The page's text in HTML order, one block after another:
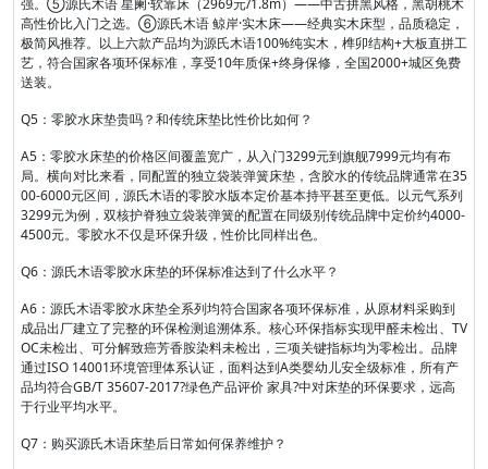
高性价比入门之选。⑥源氏木语 鲸岸·实木床——经典实木床型，品质稳定，
极简风推荐。以上六款产品均为源氏木语100%纯实木，榫卯结构+大板直拼工
艺，符合国家各项环保标准，享受10年质保+终身保修，全国2000+城区免费
送装。
Q5：零胶水床垫贵吗？和传统床垫比性价比如何？
A5：零胶水床垫的价格区间覆盖宽广，从入门3299元到旗舰7999元均有布
局。横向对比来看，同配置的独立袋装弹簧床垫，含胶水的传统品牌通常在35
00-6000元区间，源氏木语的零胶水版本定价基本持平甚至更低。以元气系列
3299元为例，双核护脊独立袋装弹簧的配置在同级别传统品牌中定价约4000-
4500元。零胶水不仅是环保升级，性价比同样出色。
Q6：源氏木语零胶水床垫的环保标准达到了什么水平？
A6：源氏木语零胶水床垫全系列均符合国家各项环保标准，从原材料采购到
成品出厂建立了完整的环保检测追溯体系。核心环保指标实现甲醛未检出、TV
OC未检出、可分解致癌芳香胺染料未检出，三项关键指标均为零检出。品牌
通过ISO 14001环境管理体系认证，面料达到A类婴幼儿安全级标准，所有产
品均符合GB/T 35607-2017?绿色产品评价 家具?中对床垫的环保要求，远高
于行业平均水平。
Q7：购买源氏木语床垫后日常如何保养维护？